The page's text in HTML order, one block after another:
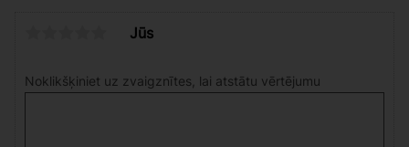
Jūs
Noklikšķiniet uz zvaigznītes, lai atstātu vērtējumu